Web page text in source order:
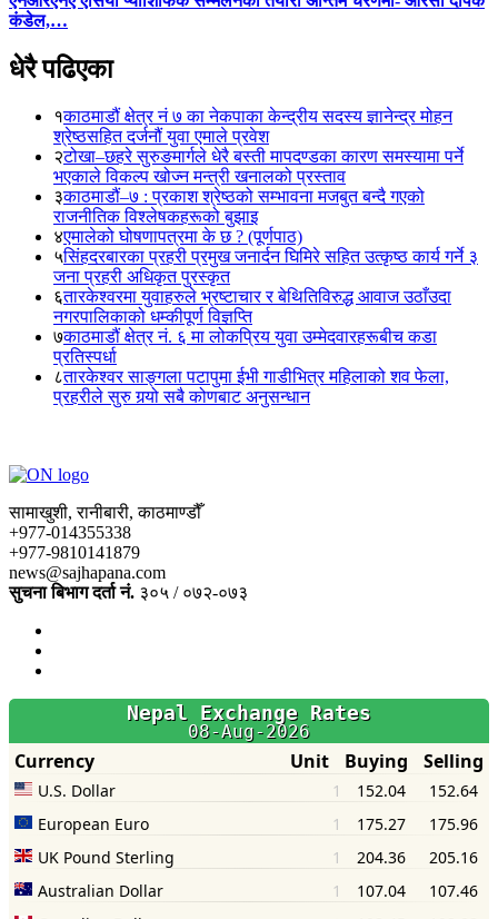
कंडेल,…
धेरै पढिएका
१काठमाडौं क्षेत्र नं ७ का नेकपाका केन्द्रीय सदस्य ज्ञानेन्द्र मोहन
श्रेष्ठसहित दर्जनौं युवा एमाले प्रवेश
२टोखा–छहरे सुरुङमार्गले धेरै बस्ती मापदण्डका कारण समस्यामा पर्ने
भएकाले विकल्प खोज्न मन्त्री खनालको प्रस्ताव
३काठमाडौं–७ : प्रकाश श्रेष्ठको सम्भावना मजबुत बन्दै गएको
राजनीतिक विश्लेषकहरूको बुझाइ
४एमालेको घोषणापत्रमा के छ ? (पूर्णपाठ)
५सिंहदरबारका प्रहरी प्रमुख जनार्दन घिमिरे सहित उत्कृष्ठ कार्य गर्ने ३
जना प्रहरी अधिकृत पुरस्कृत
६तारकेश्वरमा युवाहरुले भ्रष्टाचार र बेथितिविरुद्ध आवाज उठाँउदा
नगरपालिकाको धम्कीपूर्ण विज्ञप्ति
७काठमाडौं क्षेत्र नं. ६ मा लोकप्रिय युवा उम्मेदवारहरूबीच कडा
प्रतिस्पर्धा
८तारकेश्वर साङ्गला पटापुमा ईभी गाडीभित्र महिलाको शव फेला,
प्रहरीले सुरु गर्‍यो सबै कोणबाट अनुसन्धान
सामाखुशी, रानीबारी, काठमाण्डौँ
+977-014355338
+977-9810141879
news@sajhapana.com
सुचना बिभाग दर्ता नं. ३०५ / ०७२-०७३